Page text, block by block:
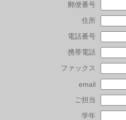
郵便番号
住所
電話番号
携帯電話
ファックス
email
ご担当
学年